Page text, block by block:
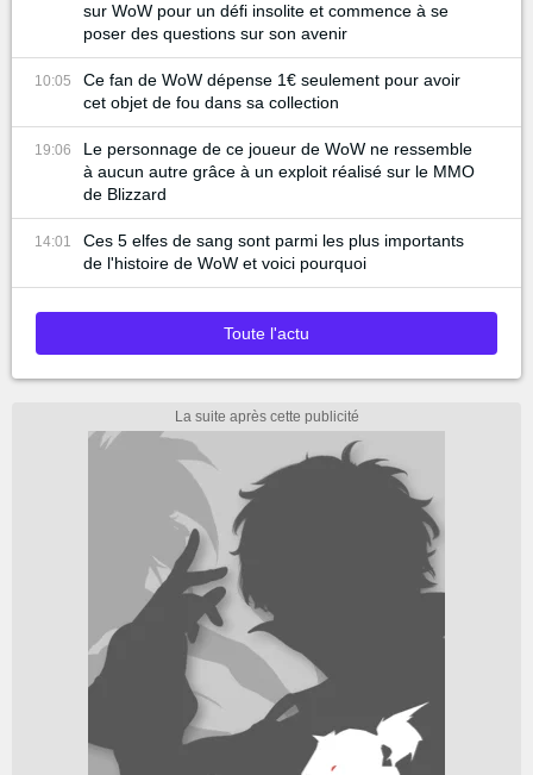
sur WoW pour un défi insolite et commence à se
poser des questions sur son avenir
10:05
Ce fan de WoW dépense 1€ seulement pour avoir
cet objet de fou dans sa collection
19:06
Le personnage de ce joueur de WoW ne ressemble
à aucun autre grâce à un exploit réalisé sur le MMO
de Blizzard
14:01
Ces 5 elfes de sang sont parmi les plus importants
de l'histoire de WoW et voici pourquoi
Toute l'actu